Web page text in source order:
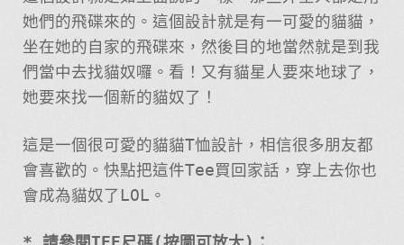
她們的飛碟來的。這個設計就是有一可愛的貓貓，
坐在她的自家的飛碟來，然後目的地當然就是到我
們當中去找貓奴囉。看！又有貓星人要來地球了，
她要來找一個新的貓奴了！
這是一個很可愛的貓貓T恤設計，相信很多朋友都
會喜歡的。快點把這件Tee買回家話，穿上去你也
會成為貓奴了LOL。